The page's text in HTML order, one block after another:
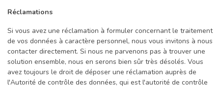
Réclamations
Si vous avez une réclamation à formuler concernant le traitement
de vos données à caractère personnel, nous vous invitons à nous
contacter directement. Si nous ne parvenons pas à trouver une
solution ensemble, nous en serons bien sûr très désolés. Vous
avez toujours le droit de déposer une réclamation auprès de
l'Autorité de contrôle des données, qui est l'autorité de contrôle